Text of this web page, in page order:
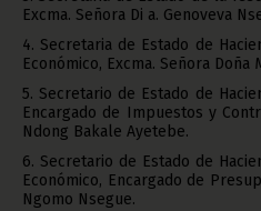
Excma. Señora Di a. Genoveva
4. Secretaria de Estado de
Económico, Excma. Señora Doña
5. Secretario de Estado de
Encargado de Impuestos y
Ndong Bakale Ayetebe.
6. Secretario de Estado de
Económico, Encargado de
Ngomo Nsegue.